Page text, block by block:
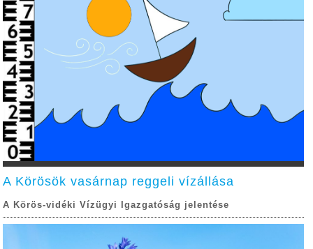
A Körösök vasárnap reggeli vízállása
A Körös-vidéki Vízügyi Igazgatóság jelentése